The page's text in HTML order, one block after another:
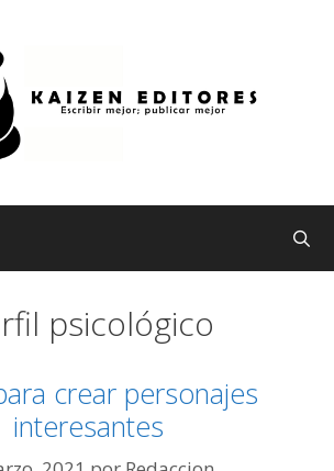
psicológico
crear personajes
interesantes